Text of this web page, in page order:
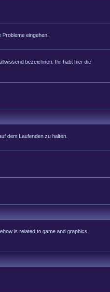
eingehen!
bezeichnen. Ihr habt hier die
dem Laufenden zu halten.
is related to game and graphics